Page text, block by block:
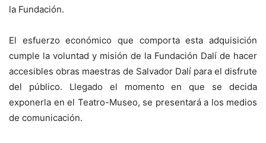
la Fundación.
El esfuerzo económico que comporta esta adquisición
cumple la voluntad y misión de la Fundación Dalí de hacer
accesibles obras maestras de Salvador Dalí para el disfrute
del público. Llegado el momento en que se decida
exponerla en el Teatro-Museo, se presentará a los medios
de comunicación.